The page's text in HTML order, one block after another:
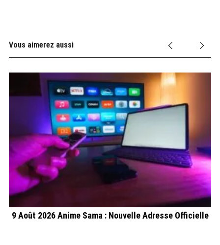
Vous aimerez aussi
9 Août 2026 Anime Sama : Nouvelle Adresse Officielle